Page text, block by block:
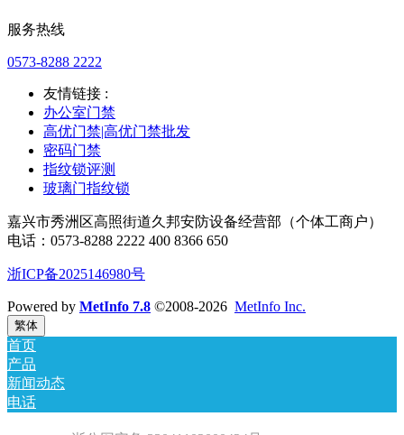
服务热线
0573-8288 2222
友情链接 :
办公室门禁
高优门禁|高优门禁批发
密码门禁
指纹锁评测
玻璃门指纹锁
嘉兴市秀洲区高照街道久邦安防设备经营部（个体工商户）
电话：0573-8288 2222 400 8366 650
浙ICP备2025146980号
Powered by MetInfo 7.8 ©2008-2026 MetInfo Inc.
繁体
首页
产品
新闻动态
电话